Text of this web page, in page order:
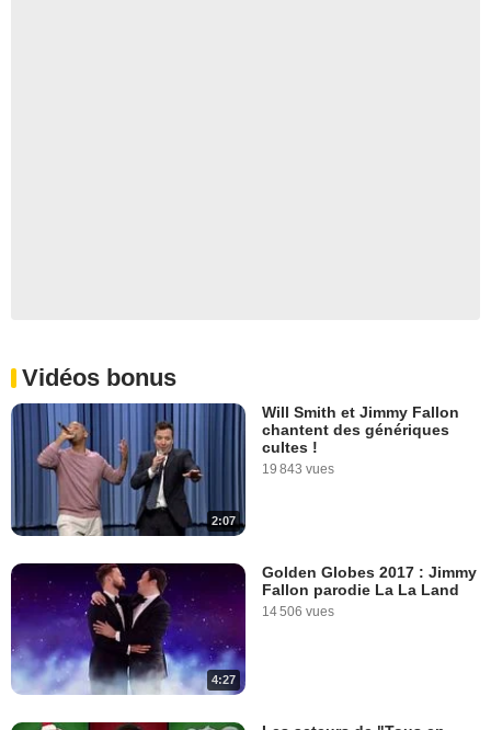
Vidéos bonus
2:07
Will Smith et Jimmy Fallon
chantent des génériques
cultes !
19 843 vues
4:27
Golden Globes 2017 : Jimmy
Fallon parodie La La Land
14 506 vues